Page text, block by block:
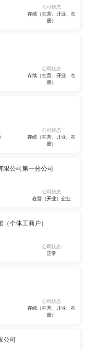
公司状态
存续（在营、开业、在
册）
公司状态
存续（在营、开业、在
册）
公司状态
存续（在营、开业、在
册）
限公司第一分公司
公司状态
在营（开业）企业
个体工商户）
公司状态
正常
公司状态
存续（在营、开业、在
册）
公司